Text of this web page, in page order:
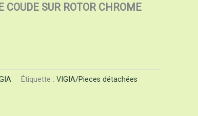
COUDE SUR ROTOR CHROME
Étiquette : VIGIA/Pieces détachées